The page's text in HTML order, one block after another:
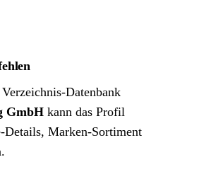
Datenbank
GmbHkann das Profil
Details, Marken-Sortiment